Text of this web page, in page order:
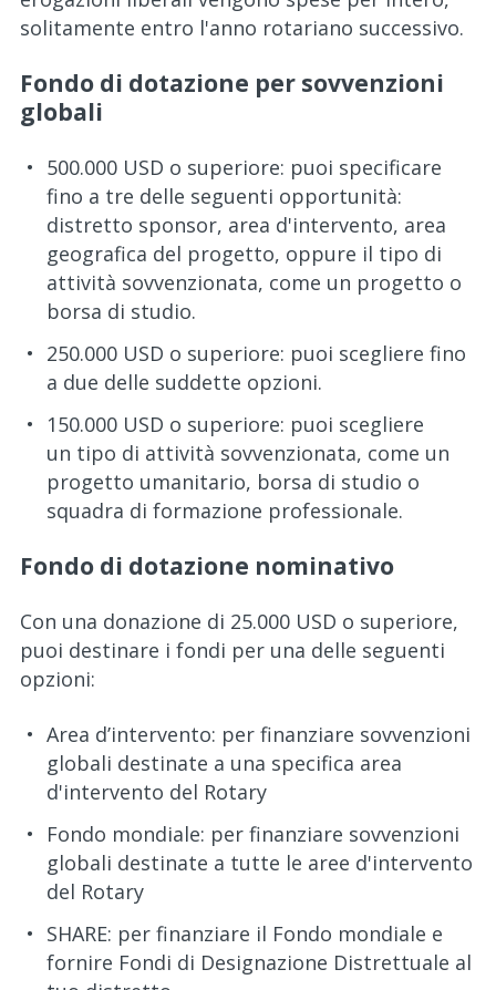
solitamente entro l'anno rotariano successivo.
Fondo di dotazione per sovvenzioni
globali
500.000 USD o superiore: puoi specificare
fino a tre delle seguenti opportunità:
distretto sponsor, area d'intervento, area
geografica del progetto, oppure il tipo di
attività sovvenzionata, come un progetto o
borsa di studio.
250.000 USD o superiore: puoi scegliere fino
a due delle suddette opzioni.
150.000 USD o superiore: puoi scegliere
un tipo di attività sovvenzionata, come un
progetto umanitario, borsa di studio o
squadra di formazione professionale.
Fondo di dotazione nominativo
Con una donazione di 25.000 USD o superiore,
puoi destinare i fondi per una delle seguenti
opzioni:
Area d’intervento: per finanziare sovvenzioni
globali destinate a una specifica area
d'intervento del Rotary
Fondo mondiale: per finanziare sovvenzioni
globali destinate a tutte le aree d'intervento
del Rotary
SHARE: per finanziare il Fondo mondiale e
fornire Fondi di Designazione Distrettuale al